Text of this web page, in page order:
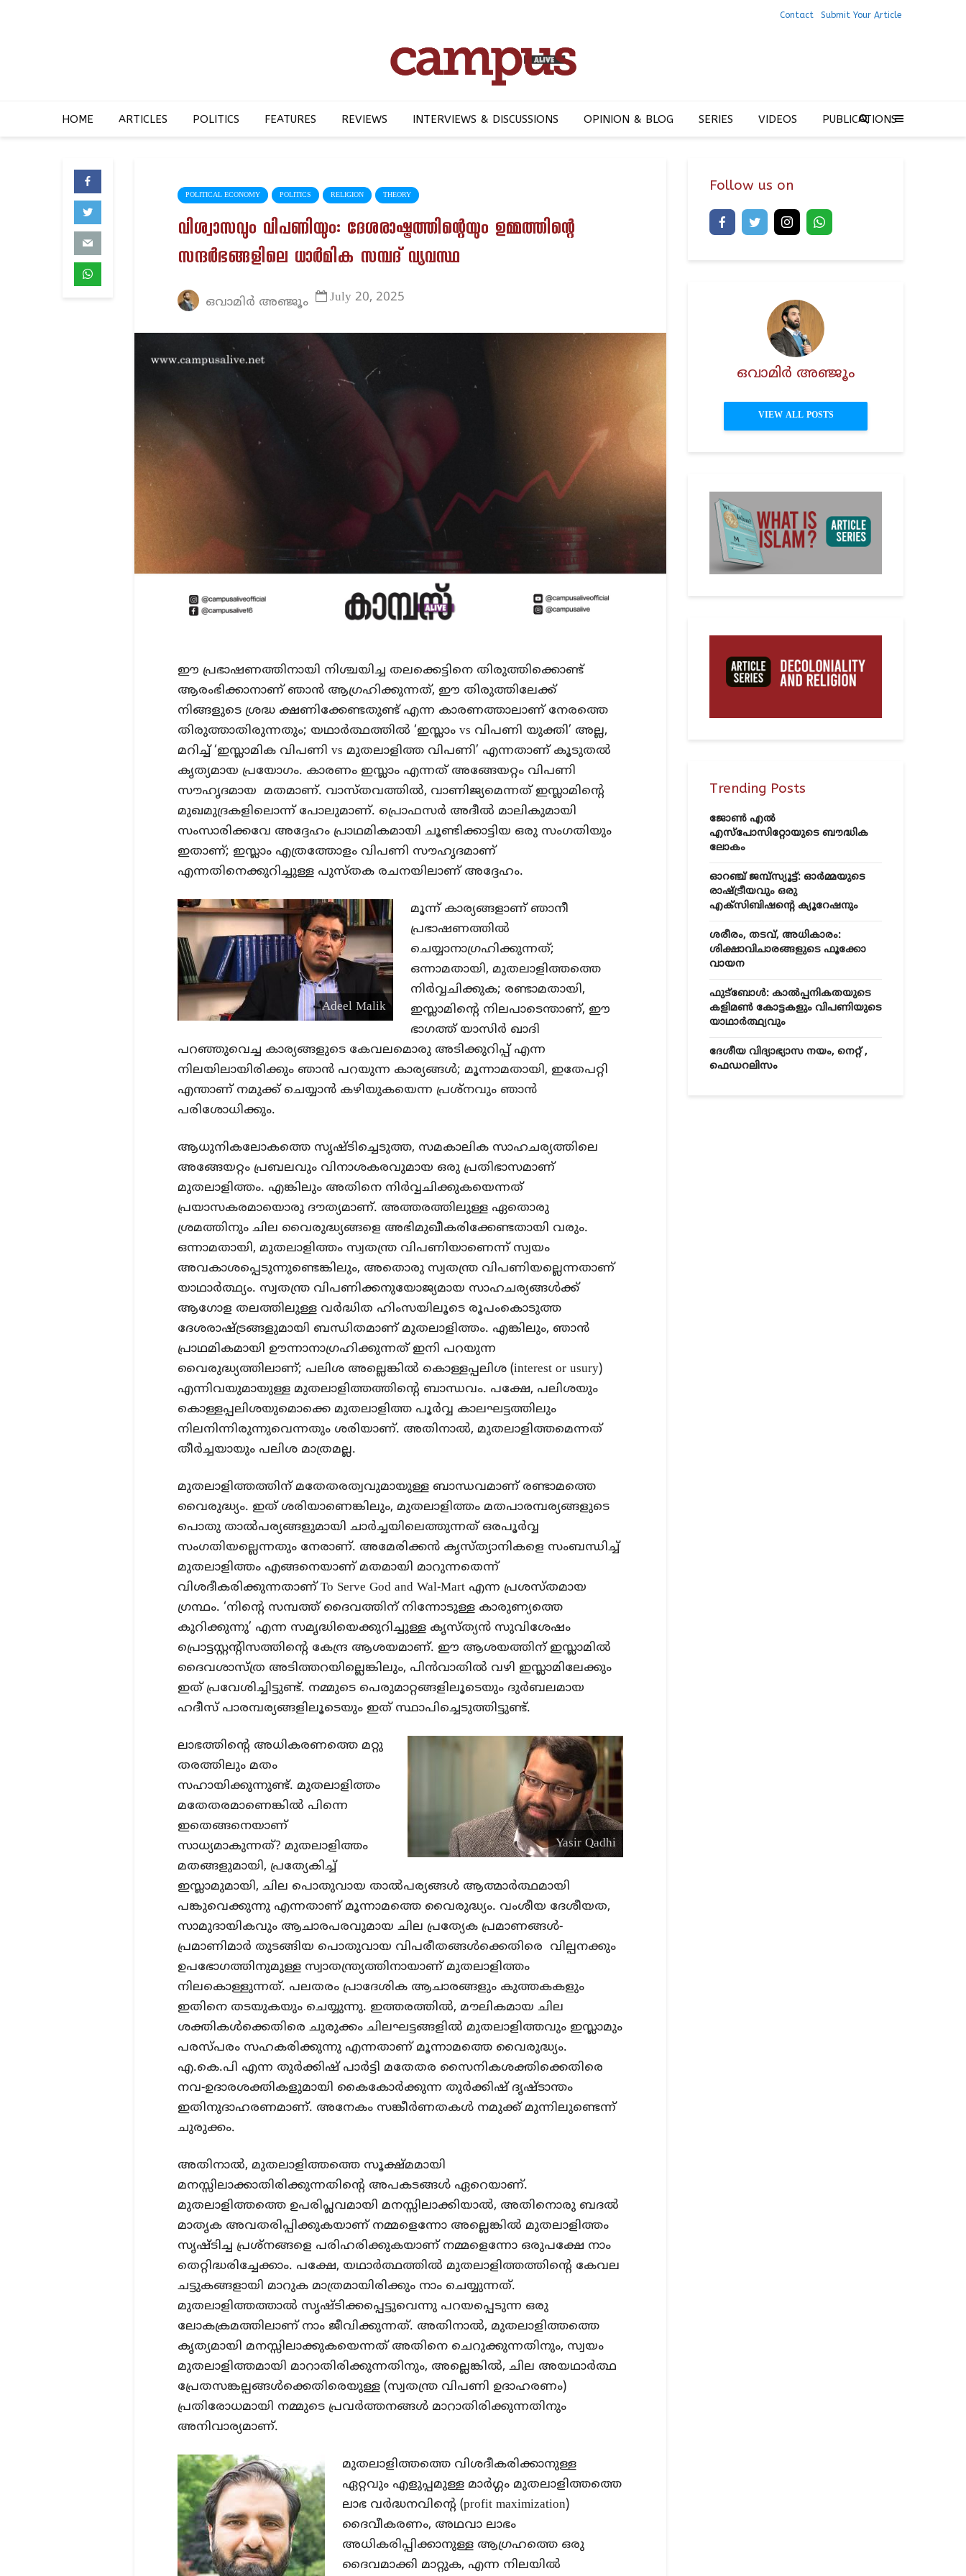
Contact Submit Your Article
HOME ARTICLES POLITICS FEATURES REVIEWS INTERVIEWS & DISCUSSIONS OPINION & BLOG SERIES VIDEOS PUBLICATIONS
POLITICAL ECONOMY POLITICS RELIGION THEORY
വിശ്വാസവും വിപണിയും: ദേശരാഷ്ട്രത്തിന്റെയും ഉമ്മത്തിന്റെ
സന്ദർഭങ്ങളിലെ ധാർമിക സമ്പദ് വ്യവസ്ഥ
ഒവാമിർ അഞ്ജൂം July 20, 2025
ഈ പ്രഭാഷണത്തിനായി നിശ്ചയിച്ച തലക്കെട്ടിനെ തിരുത്തിക്കൊണ്ട്
ആരംഭിക്കാനാണ് ഞാൻ ആഗ്രഹിക്കുന്നത്, ഈ തിരുത്തിലേക്ക്
നിങ്ങളുടെ ശ്രദ്ധ ക്ഷണിക്കേണ്ടതുണ്ട് എന്ന കാരണത്താലാണ് നേരത്തെ
തിരുത്താതിരുന്നതും; യഥാർത്ഥത്തിൽ ‘ഇസ്ലാം vs വിപണി യുക്തി’ അല്ല,
മറിച്ച് ‘ഇസ്ലാമിക വിപണി vs മുതലാളിത്ത വിപണി’ എന്നതാണ് കൂടുതൽ
കൃത്യമായ പ്രയോഗം. കാരണം ഇസ്ലാം എന്നത് അങ്ങേയറ്റം വിപണി
സൗഹൃദമായ മതമാണ്. വാസ്തവത്തിൽ, വാണിജ്യമെന്നത് ഇസ്ലാമിന്റെ
മുഖമുദ്രകളിലൊന്ന് പോലുമാണ്. പ്രൊഫസർ അദീൽ മാലികുമായി
സംസാരിക്കവേ അദ്ദേഹം പ്രാഥമികമായി ചൂണ്ടിക്കാട്ടിയ ഒരു സംഗതിയും
ഇതാണ്; ഇസ്ലാം എത്രത്തോളം വിപണി സൗഹൃദമാണ്
എന്നതിനെക്കുറിച്ചുള്ള പുസ്തക രചനയിലാണ് അദ്ദേഹം.
Adeel Malik
മൂന്ന് കാര്യങ്ങളാണ് ഞാനീ
പ്രഭാഷണത്തിൽ
ചെയ്യാനാഗ്രഹിക്കുന്നത്;
ഒന്നാമതായി, മുതലാളിത്തത്തെ
നിർവ്വചിക്കുക; രണ്ടാമതായി,
ഇസ്ലാമിന്റെ നിലപാടെന്താണ്, ഈ
ഭാഗത്ത്യാസിർ ഖാദി
പറഞ്ഞുവെച്ച കാര്യങ്ങളുടെ കേവലമൊരു അടിക്കുറിപ്പ് എന്ന
നിലയിലായിരിക്കും ഞാൻ പറയുന്ന കാര്യങ്ങൾ; മൂന്നാമതായി, ഇതേപറ്റി
എന്താണ് നമുക്ക് ചെയ്യാൻ കഴിയുകയെന്ന പ്രശ്നവും ഞാൻ
പരിശോധിക്കും.
ആധുനികലോകത്തെ സൃഷ്ടിച്ചെടുത്ത, സമകാലിക സാഹചര്യത്തിലെ
അങ്ങേയറ്റം പ്രബലവും വിനാശകരവുമായ ഒരു പ്രതിഭാസമാണ്
മുതലാളിത്തം. എങ്കിലും അതിനെ നിർവ്വചിക്കുകയെന്നത്
പ്രയാസകരമായൊരു ദൗത്യമാണ്. അത്തരത്തിലുള്ള ഏതൊരു
ശ്രമത്തിനും ചില വൈരുദ്ധ്യങ്ങളെ അഭിമുഖീകരിക്കേണ്ടതായി വരും.
ഒന്നാമതായി, മുതലാളിത്തം സ്വതന്ത്ര വിപണിയാണെന്ന് സ്വയം
അവകാശപ്പെടുന്നുണ്ടെങ്കിലും, അതൊരു സ്വതന്ത്ര വിപണിയല്ലെന്നതാണ്
യാഥാർത്ഥ്യം. സ്വതന്ത്ര വിപണിക്കനുയോജ്യമായ സാഹചര്യങ്ങൾക്ക്
ആഗോള തലത്തിലുള്ള വർദ്ധിത ഹിംസയിലൂടെ രൂപംകൊടുത്ത
ദേശരാഷ്ട്രങ്ങളുമായി ബന്ധിതമാണ് മുതലാളിത്തം. എങ്കിലും, ഞാൻ
പ്രാഥമികമായി ഊന്നാനാഗ്രഹിക്കുന്നത് ഇനി പറയുന്ന
വൈരുദ്ധ്യത്തിലാണ്; പലിശ അല്ലെങ്കിൽ കൊള്ളപ്പലിശ (interest or usury)
എന്നിവയുമായുള്ള മുതലാളിത്തത്തിന്റെ ബാന്ധവം. പക്ഷേ, പലിശയും
കൊള്ളപ്പലിശയുമൊക്കെ മുതലാളിത്ത പൂർവ്വ കാലഘട്ടത്തിലും
നിലനിന്നിരുന്നുവെന്നതും ശരിയാണ്. അതിനാൽ, മുതലാളിത്തമെന്നത്
തീർച്ചയായും പലിശ മാത്രമല്ല.
മുതലാളിത്തത്തിന് മതേതരത്വവുമായുള്ള ബാന്ധവമാണ് രണ്ടാമത്തെ
വൈരുദ്ധ്യം. ഇത് ശരിയാണെങ്കിലും, മുതലാളിത്തം മതപാരമ്പര്യങ്ങളുടെ
പൊതു താൽപര്യങ്ങളുമായി ചാർച്ചയിലെത്തുന്നത് ഒരപൂർവ്വ
സംഗതിയല്ലെന്നതും നേരാണ്. അമേരിക്കൻ കൃസ്ത്യാനികളെ സംബന്ധിച്ച്
മുതലാളിത്തം എങ്ങനെയാണ് മതമായി മാറുന്നതെന്ന്
വിശദീകരിക്കുന്നതാണ്To Serve God and Wal-Mart എന്ന പ്രശസ്തമായ
ഗ്രന്ഥം. ‘നിന്റെ സമ്പത്ത് ദൈവത്തിന് നിന്നോടുള്ള കാരുണ്യത്തെ
കുറിക്കുന്നു’ എന്ന സമൃദ്ധിയെക്കുറിച്ചുള്ള കൃസ്ത്യൻ സുവിശേഷം
പ്രൊട്ടസ്റ്റന്റിസത്തിന്റെ കേന്ദ്ര ആശയമാണ്. ഈ ആശയത്തിന് ഇസ്ലാമിൽ
ദൈവശാസ്ത്ര അടിത്തറയില്ലെങ്കിലും, പിൻവാതിൽ വഴി ഇസ്ലാമിലേക്കും
ഇത് പ്രവേശിച്ചിട്ടുണ്ട്. നമ്മുടെ പെരുമാറ്റങ്ങളിലൂടെയും ദുർബലമായ
ഹദീസ് പാരമ്പര്യങ്ങളിലൂടെയും ഇത് സ്ഥാപിച്ചെടുത്തിട്ടുണ്ട്.
Yasir Qadhi
ലാഭത്തിന്റെ അധികരണത്തെ മറ്റു
തരത്തിലും മതം
സഹായിക്കുന്നുണ്ട്. മുതലാളിത്തം
മതേതരമാണെങ്കിൽ പിന്നെ
ഇതെങ്ങനെയാണ്
സാധ്യമാകുന്നത്? മുതലാളിത്തം
മതങ്ങളുമായി, പ്രത്യേകിച്ച്
ഇസ്ലാമുമായി, ചില പൊതുവായ താൽപര്യങ്ങൾ ആത്മാർത്ഥമായി
പങ്കുവെക്കുന്നു എന്നതാണ് മൂന്നാമത്തെ വൈരുദ്ധ്യം. വംശീയ ദേശീയത,
സാമുദായികവും ആചാരപരവുമായ ചില പ്രത്യേക പ്രമാണങ്ങൾ-
പ്രമാണിമാർ തുടങ്ങിയ പൊതുവായ വിപരീതങ്ങൾക്കെതിരെ വില്പനക്കും
ഉപഭോഗത്തിനുമുള്ള സ്വാതന്ത്ര്യത്തിനായാണ് മുതലാളിത്തം
നിലകൊള്ളുന്നത്. പലതരം പ്രാദേശിക ആചാരങ്ങളും കുത്തകകളും
ഇതിനെ തടയുകയും ചെയ്യുന്നു. ഇത്തരത്തിൽ, മൗലികമായ ചില
ശക്തികൾക്കെതിരെ ചുരുക്കം ചിലഘട്ടങ്ങളിൽ മുതലാളിത്തവും ഇസ്ലാമും
പരസ്പരം സഹകരിക്കുന്നു എന്നതാണ് മൂന്നാമത്തെ വൈരുദ്ധ്യം.
എ.കെ.പി എന്ന തുർക്കിഷ് പാർട്ടി മതേതര സൈനികശക്തിക്കെതിരെ
നവ-ഉദാരശക്തികളുമായി കൈകോർക്കുന്ന തുർക്കിഷ് ദൃഷ്ടാന്തം
ഇതിനുദാഹരണമാണ്. അനേകം സങ്കീർണതകൾ നമുക്ക് മുന്നിലുണ്ടെന്ന്
ചുരുക്കം.
അതിനാൽ, മുതലാളിത്തത്തെ സൂക്ഷ്മമായി
മനസ്സിലാക്കാതിരിക്കുന്നതിന്റെ അപകടങ്ങൾ ഏറെയാണ്.
മുതലാളിത്തത്തെ ഉപരിപ്ലവമായി മനസ്സിലാക്കിയാൽ, അതിനൊരു ബദൽ
മാതൃക അവതരിപ്പിക്കുകയാണ് നമ്മളെന്നോ അല്ലെങ്കിൽ മുതലാളിത്തം
സൃഷ്ടിച്ച പ്രശ്നങ്ങളെ പരിഹരിക്കുകയാണ് നമ്മളെന്നോ ഒരുപക്ഷേ നാം
തെറ്റിദ്ധരിച്ചേക്കാം. പക്ഷേ, യഥാർത്ഥത്തിൽ മുതലാളിത്തത്തിന്റെ കേവല
ചട്ടുകങ്ങളായി മാറുക മാത്രമായിരിക്കും നാം ചെയ്യുന്നത്.
മുതലാളിത്തത്താൽ സൃഷ്ടിക്കപ്പെട്ടുവെന്നു പറയപ്പെടുന്ന ഒരു
ലോകക്രമത്തിലാണ് നാം ജീവിക്കുന്നത്. അതിനാൽ, മുതലാളിത്തത്തെ
കൃത്യമായി മനസ്സിലാക്കുകയെന്നത് അതിനെ ചെറുക്കുന്നതിനും, സ്വയം
മുതലാളിത്തമായി മാറാതിരിക്കുന്നതിനും, അല്ലെങ്കിൽ, ചില അയഥാർത്ഥ
പ്രേതസങ്കല്പങ്ങൾക്കെതിരെയുള്ള (സ്വതന്ത്ര വിപണി ഉദാഹരണം)
പ്രതിരോധമായി നമ്മുടെ പ്രവർത്തനങ്ങൾ മാറാതിരിക്കുന്നതിനും
അനിവാര്യമാണ്.
മുതലാളിത്തത്തെ വിശദീകരിക്കാനുള്ള
ഏറ്റവും എളുപ്പമുള്ള മാർഗ്ഗം മുതലാളിത്തത്തെ
ലാഭ വർദ്ധനവിന്റെ (profit maximization)
ദൈവീകരണം, അഥവാ ലാഭം
അധികരിപ്പിക്കാനുള്ള ആഗ്രഹത്തെ ഒരു
ദൈവമാക്കി മാറ്റുക, എന്ന നിലയിൽ
Follow us on
ഒവാമിർ അഞ്ജൂം
VIEW ALL POSTS
Trending Posts
ജോൺ എൽ
എസ്‌പോസിറ്റോയുടെ ബൗദ്ധിക
ലോകം
ഓറഞ്ച് ജമ്പ്സ്യൂട്ട്: ഓർമ്മയുടെ
രാഷ്ട്രീയവും ഒരു
എക്സിബിഷന്റെ ക്യൂറേഷനും
ശരീരം, തടവ്, അധികാരം:
ശിക്ഷാവിചാരങ്ങളുടെ ഫൂക്കോ
വായന
ഫുട്ബോൾ: കാൽപ്പനികതയുടെ
കളിമൺ കോട്ടകളും വിപണിയുടെ
യാഥാർത്ഥ്യവും
ദേശീയ വിദ്യാഭ്യാസ നയം, നെറ്റ് ,
ഫെഡറലിസം